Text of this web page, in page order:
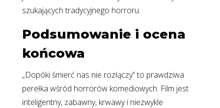
szukających tradycyjnego horroru.
Podsumowanie i ocena
końcowa
„Dopóki śmierć nas nie rozłączy” to prawdziwa
perełka wśród horrorów komediowych. Film jest
inteligentny, zabawny, krwawy i niezwykle